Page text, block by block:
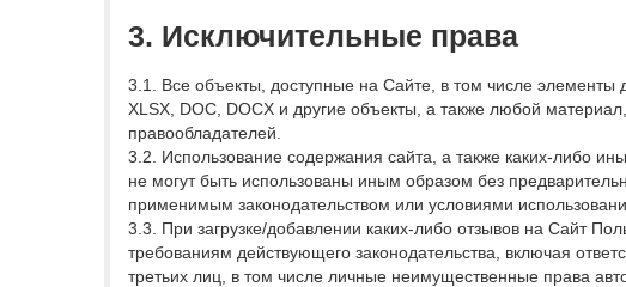
3. Исключительные права
3.1. Все объекты, доступные на Сайте, в том числе элементы
XLSX, DOC, DOCX и другие объекты, а также любой
правообладателей.
3.2. Использование содержания сайта, а также каких-либо
не могут быть использованы иным образом без
применимым законодательством или условиями
3.3. При загрузке/добавлении каких-либо отзывов на Сайт
требованиям действующего законодательства, включая
третьих лиц, в том числе личные неимущественные права